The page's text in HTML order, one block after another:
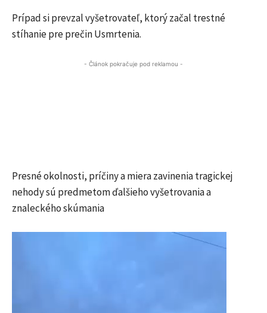
Prípad si prevzal vyšetrovateľ, ktorý začal trestné
stíhanie pre prečin Usmrtenia.
- Článok pokračuje pod reklamou -
Presné okolnosti, príčiny a miera zavinenia tragickej
nehody sú predmetom ďalšieho vyšetrovania a
znaleckého skúmania